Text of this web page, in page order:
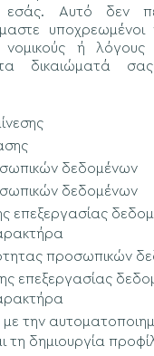
εσάς. Αυτό δεν
υποχρεωμένοι
νομικούς ή
τα δικαιώματά
δεδομένων
δεδομένων
επεξεργασίας
προσωπικών
επεξεργασίας
με την
δημιουργία